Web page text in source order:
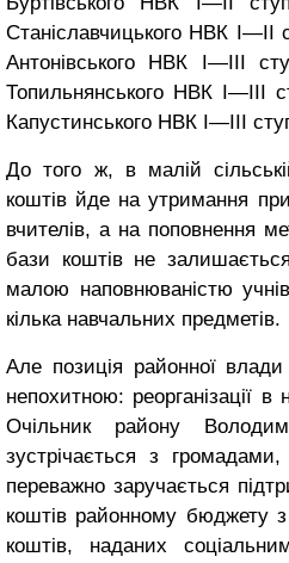
Станіславчицького НВК
Антонівського НВК І—ІІІ
Топильнянського НВК І—ІІІ
Капустинського НВК І—ІІІ
До того ж, в малій
коштів йде на утримання
вчителів, а на поповнення
бази коштів не
малою наповнюваністю
кілька навчальних предметів.
Але позиція районної
непохитною: реорганізації
Очільник району
зустрічається з
переважно заручається
коштів районному бюджету
коштів, наданих